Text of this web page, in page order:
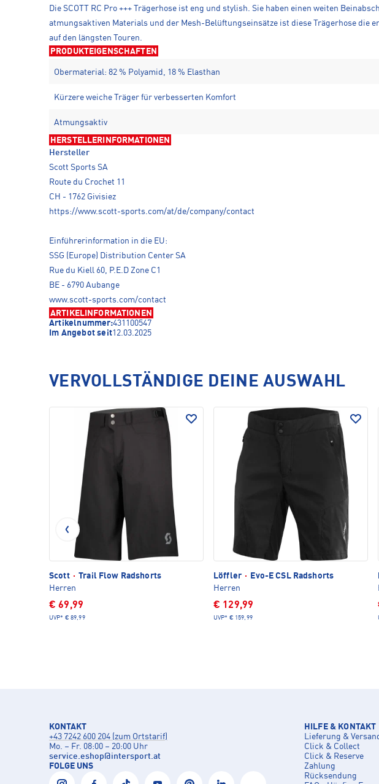
Die SCOTT RC Pro +++ Trägerhose ist eng und stylish. Sie haben einen weiten
atmungsaktiven Materials und der Mesh-Belüftungseinsätze ist diese Trägerhose die
auf den längsten Touren.
PRODUKTEIGENSCHAFTEN
Obermaterial: 82 % Polyamid, 18 % Elasthan
Kürzere weiche Träger für verbesserten Komfort
Atmungsaktiv
HERSTELLERINFORMATIONEN
Hersteller
Scott Sports SA
Route du Crochet 11
CH - 1762 Givisiez
https://www.scott-sports.com/at/de/company/contact
Einführerinformation in die EU:
SSG (Europe) Distribution Center SA
Rue du Kiell 60, P.E.D Zone C1
BE - 6790 Aubange
www.scott-sports.com/contact
ARTIKELINFORMATIONEN
Artikelnummer:431100547
Im Angebot seit12.03.2025
VERVOLLSTÄNDIGE DEINE AUSWAHL
Scott · Trail Flow Radshorts
Herren
€ 69,99
UVP* € 89,99
Löffler ·
Evo-E CSL Radshorts
Herren
€ 129,99
UVP* € 159,99
KONTAKT
+43 7242 600 204 (zum Ortstarif)
Mo. – Fr. 08:00 – 20:00 Uhr
service.eshop@intersport.at
FOLGE UNS
HILFE & KONTAKT
Lieferung &
Click & Collect
Click & Reserve
Zahlung
Rücksendung